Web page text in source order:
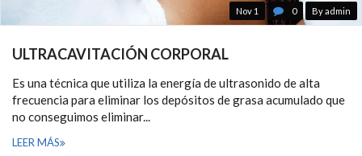
Nov 1 0 By admin
ULTRACAVITACIÓN CORPORAL
Es una técnica que utiliza la energía de ultrasonido de alta
frecuencia para eliminar los depósitos de grasa acumulado que
no conseguimos eliminar...
LEER MÁS